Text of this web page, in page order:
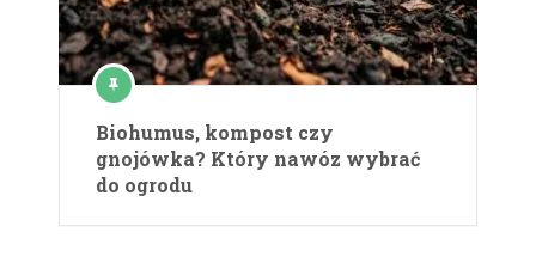
Biohumus, kompost czy
gnojówka? Który nawóz wybrać
do ogrodu